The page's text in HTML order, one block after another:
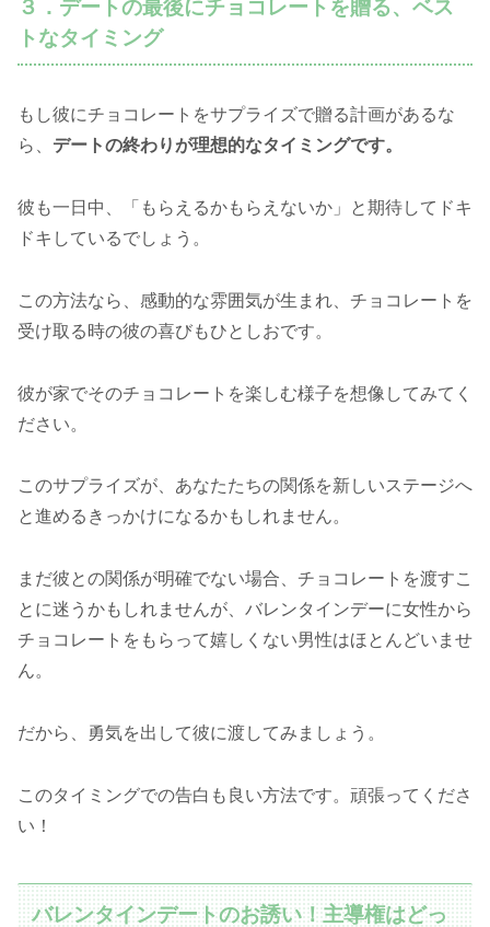
３．デートの最後にチョコレートを贈る、ベス
トなタイミング
もし彼にチョコレートをサプライズで贈る計画があるな
ら、 デートの終わりが理想的なタイミングです。
彼も一日中、「もらえるかもらえないか」と期待してドキ
ドキしているでしょう。
この方法なら、感動的な雰囲気が生まれ、チョコレートを
受け取る時の彼の喜びもひとしおです。
彼が家でそのチョコレートを楽しむ様子を想像してみてく
ださい。
このサプライズが、あなたたちの関係を新しいステージへ
と進めるきっかけになるかもしれません。
まだ彼との関係が明確でない場合、チョコレートを渡すこ
とに迷うかもしれませんが、バレンタインデーに女性から
チョコレートをもらって嬉しくない男性はほとんどいませ
ん。
だから、勇気を出して彼に渡してみましょう。
このタイミングでの告白も良い方法です。頑張ってくださ
い！
バレンタインデートのお誘い！主導権はどっ